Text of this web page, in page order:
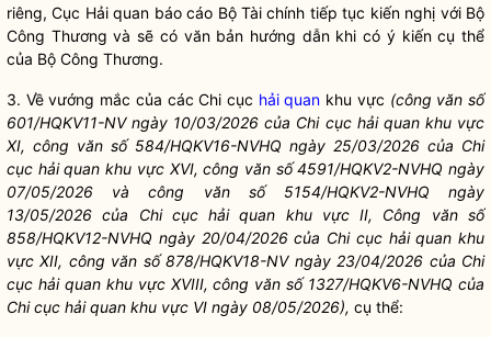
riêng, Cục Hải quan báo cáo Bộ Tài chính tiếp tục kiến nghị với Bộ
Công Thương và sẽ có văn bản hướng dẫn khi có ý kiến cụ thể
của Bộ Công Thương.
3. Về vướng mắc của các Chi cục hải quan khu vực (công văn số
601/HQKV11-NV ngày 10/03/2026 của Chi cục hải quankhu vực
XI, công văn số 584/HQKV16-NVHQ ngày 25/03/2026 của Chi
cục hải quan khu vực XVI, công văn số 4591/HQKV2-NVHQ ngày
07/05/2026 và công văn số 5154/HQKV2-NVHQ ngày
13/05/2026 của Chi cụchải quan khu vực II, Công văn số
858/HQKV12-NVHQ ngày 20/04/2026 của Chi cục hải quan khu
vực XII, công văn số 878/HQKV18-NV ngày 23/04/2026 của Chi
cục hải quankhu vực XVIII, công văn số 1327/HQKV6-NVHQ của
Chi cục hải quan khu vực VI ngày 08/05/2026), cụ thể: